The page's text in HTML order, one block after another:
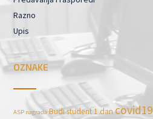
Razno
Upis
OZNAKE
ASP nagrada Budi student 1 dancovid19